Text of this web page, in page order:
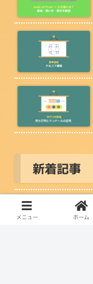
新着記事
メニュー ホーム